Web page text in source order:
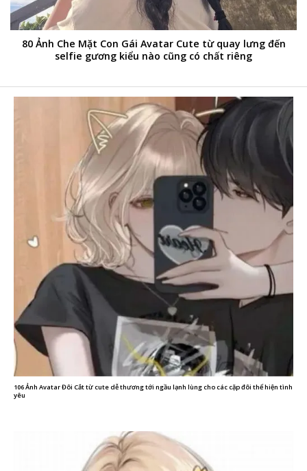
80 Ảnh Che Mặt Con Gái Avatar Cute từ quay lưng đến
selfie gương kiểu nào cũng có chất riêng
106 Ảnh Avatar Đôi Cắt từ cute dễ thương tới ngầu lạnh lùng cho các cặp đôi thể hiện tình
yêu